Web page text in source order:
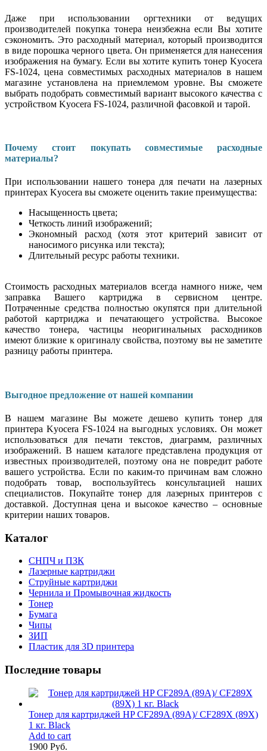
Даже при использовании оргтехники от ведущих
производителей покупка тонера неизбежна если Вы хотите
сэкономить. Это расходный материал, который производится
в виде порошка черного цвета. Он применяется для нанесения
изображения на бумагу. Если вы хотите купить тонер Kyocera
FS-1024, цена совместимых расходных материалов в нашем
магазине установлена на приемлемом уровне. Вы сможете
выбрать подобрать совместимый вариант высокого качества с
устройством Kyocera FS-1024, различной фасовкой и тарой.
Почему стоит покупать совместимые расходные
материалы?
При использовании нашего тонера для печати на лазерных
принтерах Kyocera вы сможете оценить такие преимущества:
Насыщенность цвета;
Четкость линий изображений;
Экономный расход (хотя этот критерий зависит от
наносимого рисунка или текста);
Длительный ресурс работы техники.
Стоимость расходных материалов всегда намного ниже, чем
заправка Вашего картриджа в сервисном центре.
Потраченные средства полностью окупятся при длительной
работой картриджа и печатающего устройства. Высокое
качество тонера, частицы неоригинальных расходников
имеют близкие к оригиналу свойства, поэтому вы не заметите
разницу работы принтера.
Выгодное предложение от нашей компании
В нашем магазине Вы можете дешево купить тонер для
принтера Kyocera FS-1024 на выгодных условиях. Он может
использоваться для печати текстов, диаграмм, различных
изображений. В нашем каталоге представлена продукция от
известных производителей, поэтому она не повредит работе
вашего устройства. Если по каким-то причинам вам сложно
подобрать товар, воспользуйтесь консультацией наших
специалистов. Покупайте тонер для лазерных принтеров с
доставкой. Доступная цена и высокое качество – основные
критерии наших товаров.
Каталог
СНПЧ и ПЗК
Лазерные картриджи
Струйные картриджи
Чернила и Промывочная жидкость
Тонер
Бумага
Чипы
ЗИП
Пластик для 3D принтера
Последние товары
Тонер для картриджей HP CF289A (89A)/ CF289X (89X)
1 кг. Black
Add to cart
1900 Руб.